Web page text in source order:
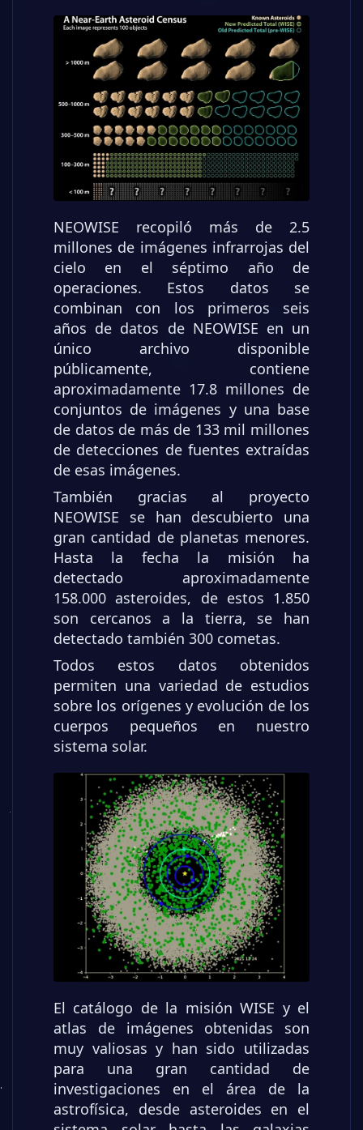
NEOWISE recopiló más de 2.5
millones de imágenes infrarrojas del
cielo en el séptimo año de
operaciones. Estos datos se
combinan con los primeros seis
años de datos de NEOWISE en un
único archivo disponible
públicamente, contiene
aproximadamente 17.8 millones de
conjuntos de imágenes y una base
de datos de más de 133 mil millones
de detecciones de fuentes extraídas
de esas imágenes.
También gracias al proyecto
NEOWISE se han descubierto una
gran cantidad de planetas menores.
Hasta la fecha la misión ha
detectado aproximadamente
158.000 asteroides, de estos 1.850
son cercanos a la tierra, se han
detectado también 300 cometas.
Todos estos datos obtenidos
permiten una variedad de estudios
sobre los orígenes y evolución de los
cuerpos pequeños en nuestro
sistema solar.
El catálogo de la misión WISE y el
atlas de imágenes obtenidas son
muy valiosas y han sido utilizadas
para una gran cantidad de
investigaciones en el área de la
astrofísica, desde asteroides en el